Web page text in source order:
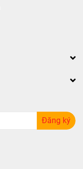
Đăng ký